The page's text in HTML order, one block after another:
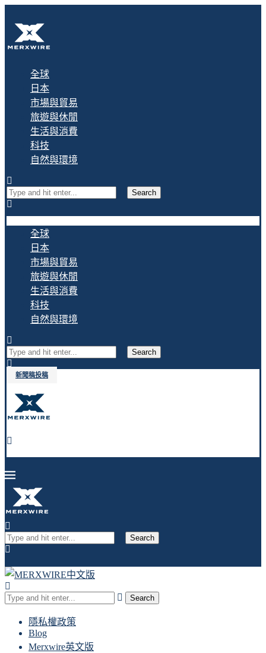
全球
日本
市場與貿易
旅遊與休閒
生活與消費
科技
自然與環境
Search
全球
日本
市場與貿易
旅遊與休閒
生活與消費
科技
自然與環境
Search
新聞稿投稿
Search
Search
隱私權政策
Blog
Merxwire英文版